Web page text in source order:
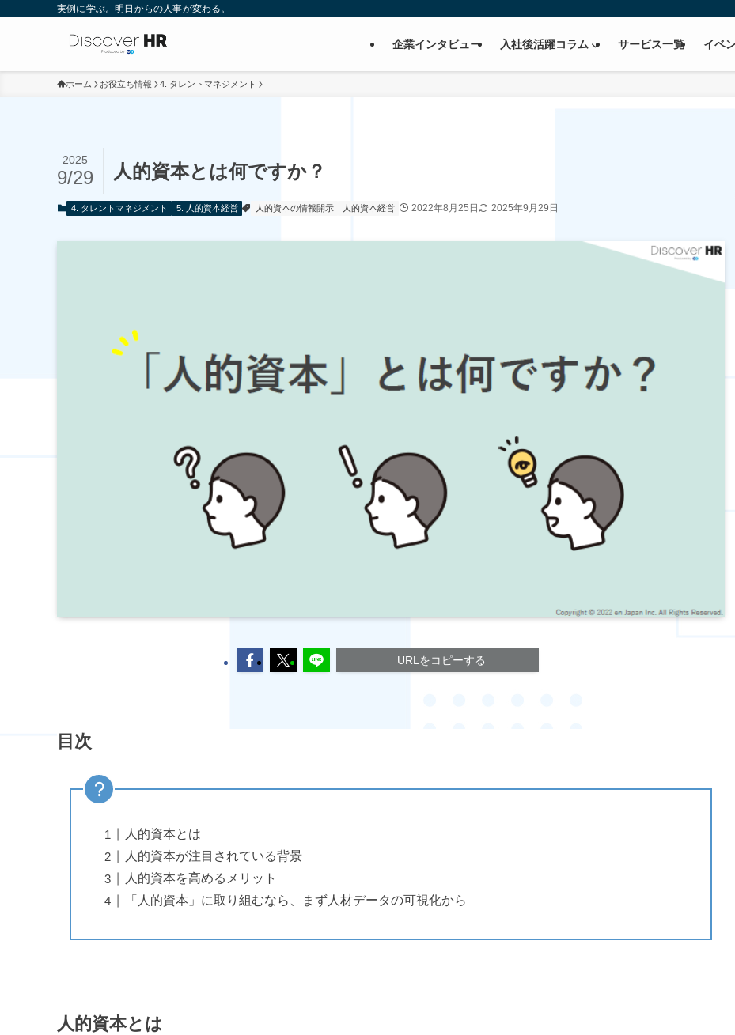
実例に学ぶ。明日からの人事が変わる。
企業インタビュー 入社後活躍コラム サービス一覧 イベ
ホーム お役立ち情報 4. タレントマネジメント
人的資本とは何ですか？
2025
9/29
4. タレントマネジメント 5. 人的資本経営 人的資本の情報開示 人的資本経営 2022年8月25日 2025年9月29日
URLをコピーする
目次
人的資本とは
人的資本が注目されている背景
人的資本を高めるメリット
「人的資本」に取り組むなら、まず人材データの可視化から
人的資本とは